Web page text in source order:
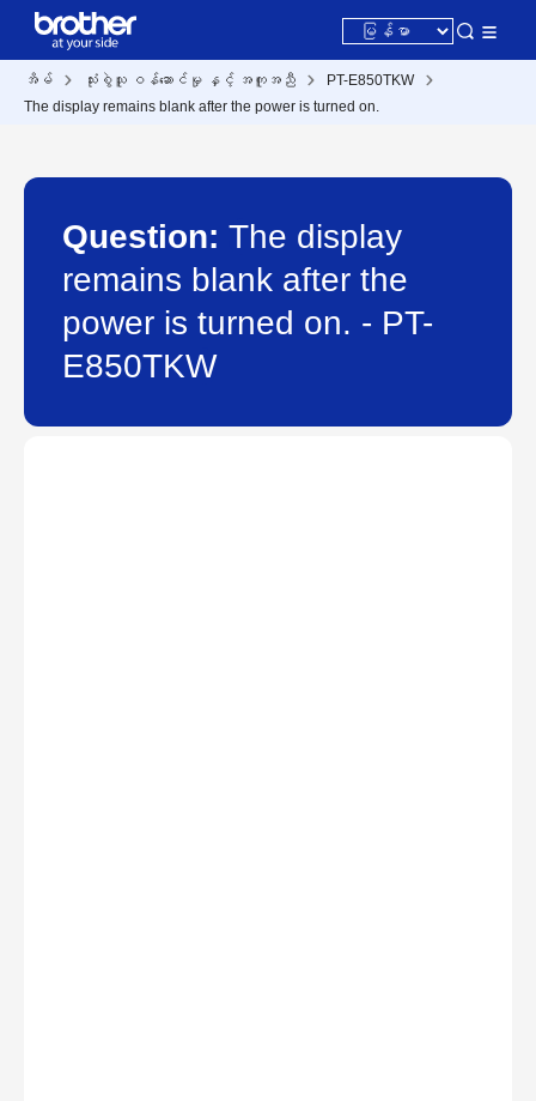
အိမ် သုံးစွဲသူ ဝန်ဆောင်မှု နှင့် အကူအညီ
PT-E850TKW
The display remains blank after the power is turned on.
Question: The display
remains blank after the
power is turned on. - PT-
E850TKW